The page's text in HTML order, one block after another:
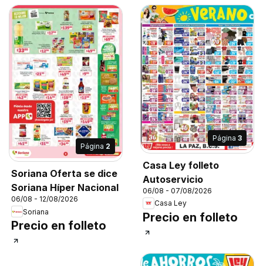
Página 2
Soriana Oferta se dice
Soriana Híper Nacional
06/08 - 12/08/2026
Soriana
Precio en folleto
Página 3
Casa Ley folleto
Autoservicio
06/08 - 07/08/2026
Casa Ley
Precio en folleto